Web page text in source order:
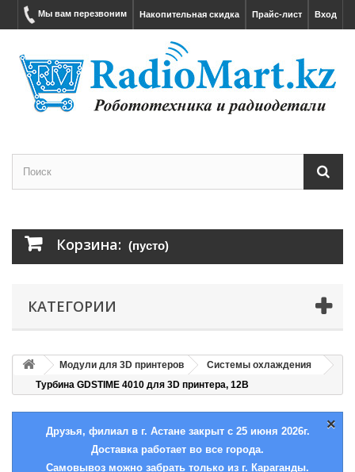
Вход
Прайс-лист
Накопительная скидка
Мы вам перезвоним
Корзина: (пусто)
КАТЕГОРИИ
Модули для 3D принтеров
Системы охлаждения
Турбина GDSTIME 4010 для 3D принтера, 12В
×
Друзья, филиал в г. Астане закрыт с 25 июня 2026г.
Доставка работает во все города.
Самовывоз можно забрать только из г. Караганды.